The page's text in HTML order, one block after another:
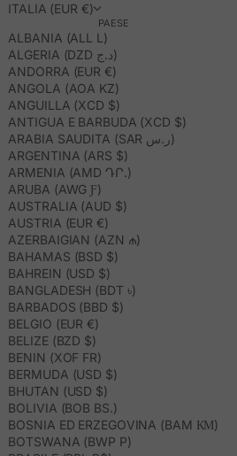
ITALIA (EUR €)
PAESE
ALBANIA (ALL L)
ALGERIA (DZD د.ج)
ANDORRA (EUR €)
ANGOLA (AOA KZ)
ANGUILLA (XCD $)
ANTIGUA E BARBUDA (XCD $)
ARABIA SAUDITA (SAR ر.س)
ARGENTINA (ARS $)
ARMENIA (AMD ԴՐ.)
ARUBA (AWG Ƒ)
AUSTRALIA (AUD $)
AUSTRIA (EUR €)
AZERBAIGIAN (AZN ₼)
BAHAMAS (BSD $)
BAHREIN (USD $)
BANGLADESH (BDT ৳)
BARBADOS (BBD $)
BELGIO (EUR €)
BELIZE (BZD $)
BENIN (XOF FR)
BERMUDA (USD $)
BHUTAN (USD $)
BOLIVIA (BOB BS.)
BOSNIA ED ERZEGOVINA (BAM КМ)
BOTSWANA (BWP P)